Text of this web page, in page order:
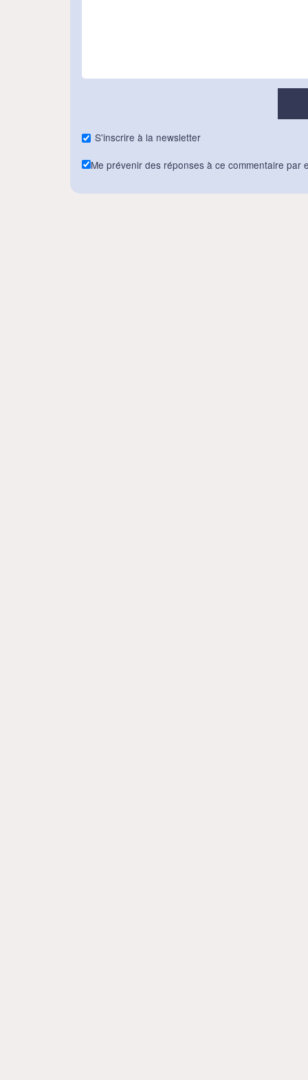
S'inscrire à la newsletter
Me prévenir des réponses à ce commentaire par